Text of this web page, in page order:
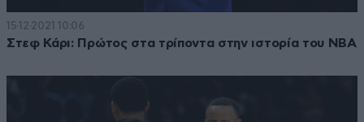
15·12·2021 10:06
Στεφ Κάρι: Πρώτος στα τρίποντα στην ιστορία του ΝΒΑ